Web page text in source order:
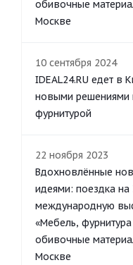
обивочные
Москве
10 сентября 2024
IDEAL24.RU едет в
новыми решениями
фурнитурой
22 ноября 2023
Вдохновлённые
идеями: поездка
международную
«Мебель, фурнитура
обивочные
Москве